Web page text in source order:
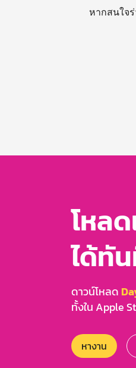
หากสนใจ
โหล
ได้ทั
ดาวน์โหลด
ทั้งใน Apple
หางาน